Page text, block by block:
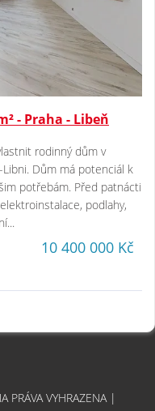
- Praha - Libeň
rodinný dům v
Dům má potenciál k
potřebám. Před patnácti
podlahy,
10 400 000 Kč
PRÁVA VYHRAZENA |